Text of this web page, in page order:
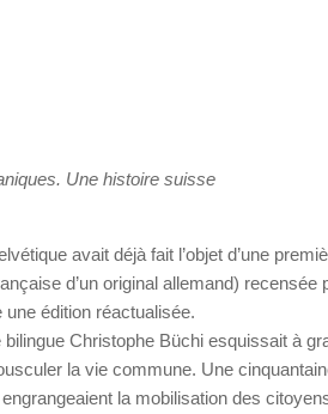
Une histoire suisse
avait déjà fait l’objet d’une
d’un original allemand) recensée
édition réactualisée.
Christophe Büchi esquissait à
la vie commune. Une
la mobilisation des